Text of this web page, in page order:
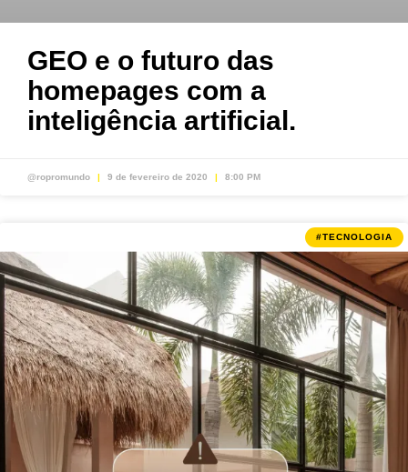
GEO e o futuro das
homepages com a
inteligência artificial.
@ropromundo 9 de fevereiro de 2020 8:00 PM
#TECNOLOGIA